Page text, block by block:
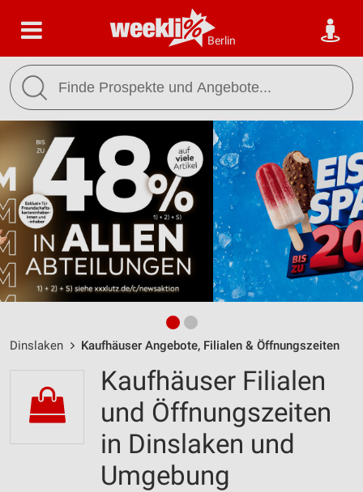
Berlin
Dinslaken Kaufhäuser Angebote, Filialen & Öffnungszeiten
Kaufhäuser Filialen
und Öffnungszeiten
in Dinslaken und
Umgebung